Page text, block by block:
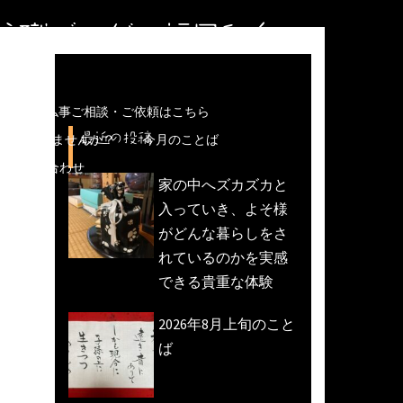
職ブログ＠福岡和白
などの仏事ご相談・ご依頼はこちら
活動)しませんか？
今月のことば
の問い合わせ
最近の投稿
家の中へズカズカと
入っていき、よそ様
がどんな暮らしをさ
れているのかを実感
できる貴重な体験
2026年8月上旬のこと
ば